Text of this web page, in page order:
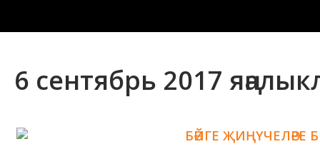
6 сентябрь 2017
БӘЙГЕ ҖИҢҮЧЕЛӘРЕ